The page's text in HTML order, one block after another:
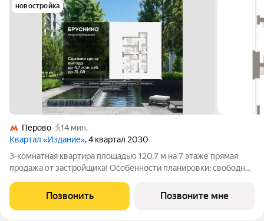
новостройка
Перово
14 мин.
Квартал «Издание», 4 квартал 2030
3-комнатная квартира площадью 120,7 м на 7 этаже прямая
продажа от застройщика! Особенности планировки: свободная
квартал на юго-востоке Москвы, рядом с транспортно-
пересадочным узлом
Позвонить Позвоните мне